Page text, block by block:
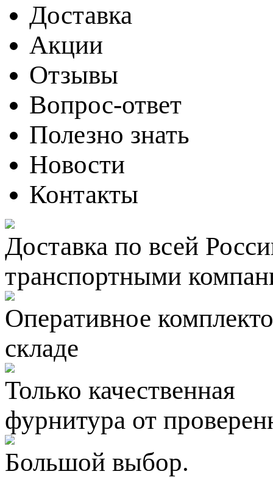
Доставка
Акции
Отзывы
Вопрос-ответ
Полезно знать
Новости
Контакты
Доставка по всей
транспортными
Оперативное
складе
Только качественная
фурнитура от
Большой выбор.